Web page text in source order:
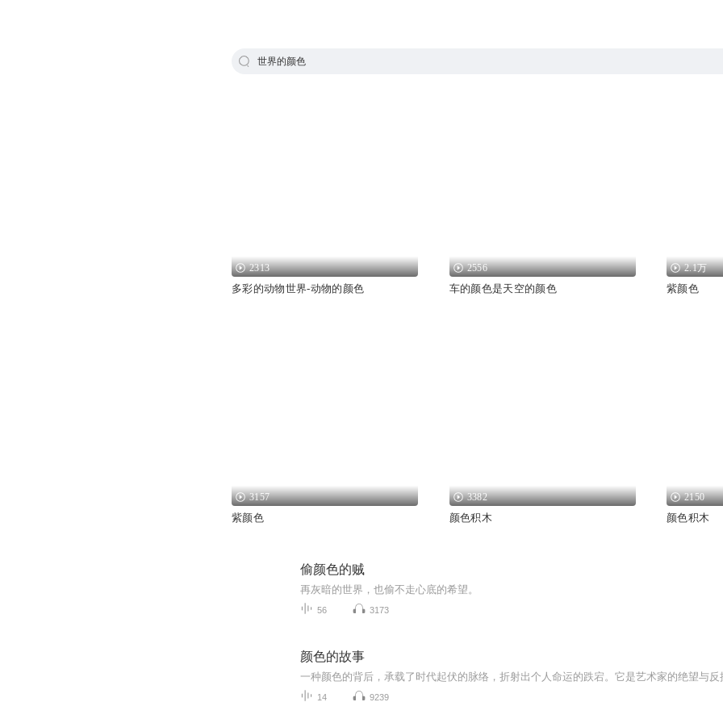
世界的颜色
2313
多彩的动物世界-动物的颜色
2556
车的颜色是天空的颜色
2.1万
紫颜色
3157
紫颜色
3382
颜色积木
2150
颜色积木
偷颜色的贼
再灰暗的世界，也偷不走心底的希望。
56 3173
颜色的故事
14 9239